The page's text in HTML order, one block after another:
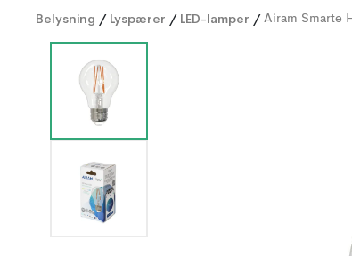
Belysning / Lyspærer / LED-lamper / Airam Smarte